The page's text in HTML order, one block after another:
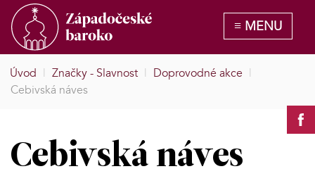
Úvod | Značky - Slavnost | Doprovodné akce |
Cebivská náves
Cebivská náves